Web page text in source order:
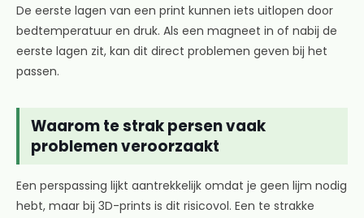
De eerste lagen van een print kunnen iets uitlopen door
bedtemperatuur en druk. Als een magneet in of nabij de
eerste lagen zit, kan dit direct problemen geven bij het
passen.
Waarom te strak persen vaak
problemen veroorzaakt
Een perspassing lijkt aantrekkelijk omdat je geen lijm nodig
hebt, maar bij 3D-prints is dit risicovol. Een te strakke